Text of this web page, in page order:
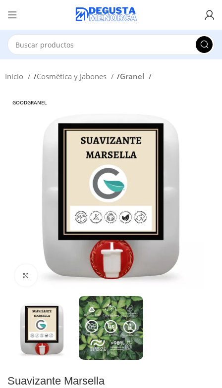
Inicio Cosmética y Jabones Granel
GOODGRANEL
Click to enlarge
Suavizante Marsella